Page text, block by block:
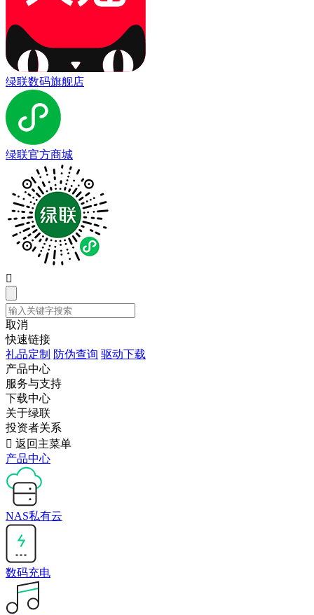
绿联数码旗舰店
绿联官方商城

取消
快速链接
礼品定制 防伪查询 驱动下载
产品中心
服务与支持
下载中心
关于绿联
投资者关系
 返回主菜单
产品中心
NAS私有云
数码充电